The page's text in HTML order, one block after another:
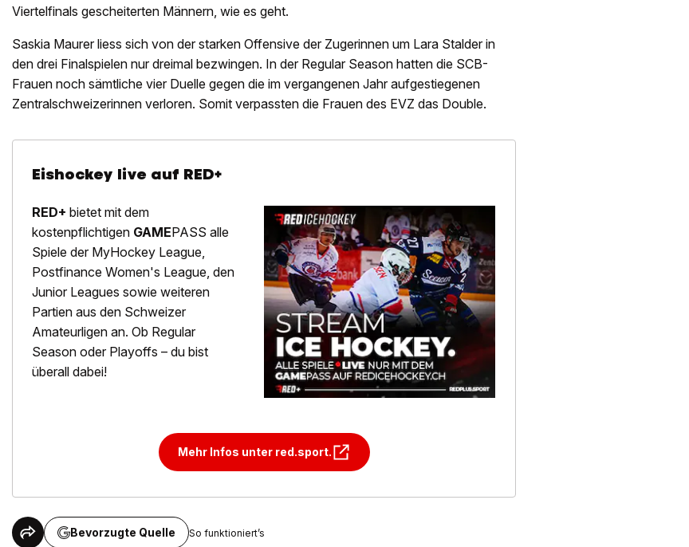
Viertelfinals gescheiterten Männern, wie es geht.
Saskia Maurer liess sich von der starken Offensive der Zugerinnen um Lara Stalder in
den drei Finalspielen nur dreimal bezwingen. In der Regular Season hatten die SCB-
Frauen noch sämtliche vier Duelle gegen die im vergangenen Jahr aufgestiegenen
Zentralschweizerinnen verloren. Somit verpassten die Frauen des EVZ das Double.
Eishockey live auf RED+
RED+ bietet mit dem
kostenpflichtigen GAMEPASS alle
Spiele der MyHockey League,
Postfinance Women's League, den
Junior Leagues sowie weiteren
Partien aus den Schweizer
Amateurligen an. Ob Regular
Season oder Playoffs – du bist
überall dabei!
Mehr Infos unter red.sport.
Bevorzugte Quelle So funktioniert’s